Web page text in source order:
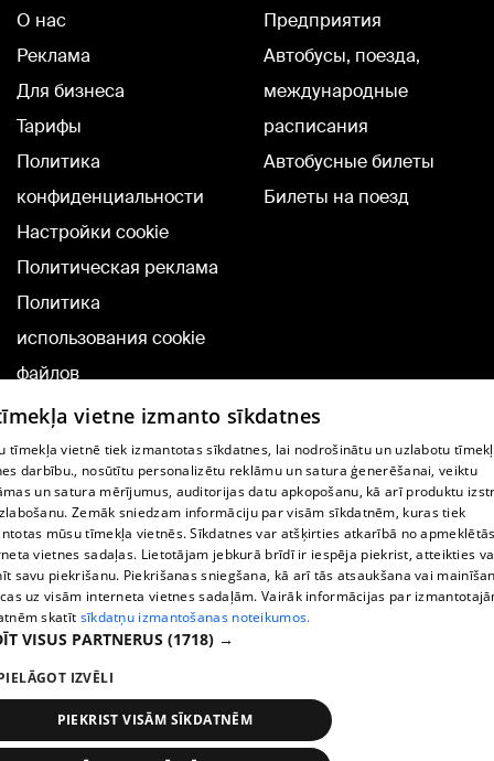
О нас
Реклама
Для бизнеса
Тарифы
Политика
конфиденциальности
Настройки cookie
Политическая реклама
Политика
использования cookie
файлов
Добавление
комментариев
Предприятия
Автобусы, поезда,
международные
расписания
Автобусные билеты
Билеты на поезд
TВ-программа
Условия договора
360 Ziņu kontakti
Helio Media
Служба помощи портала: э-почта -
All rights reserved.
vietne izmanto sīkdatnes
tīmekļa vietnē tiek izmantotas sīkdatnes, lai nodrošinātu un uzlabotu
darbību., nosūtītu personalizētu reklāmu un satura ģenerēšanai, veiktu
un satura mērījumus, auditorijas datu apkopošanu, kā arī produktu
Zemāk sniedzam informāciju par visām sīkdatnēm, kuras tiek
mūsu tīmekļa vietnēs. Sīkdatnes var atšķirties atkarībā no
vietnes sadaļas. Lietotājam jebkurā brīdī ir iespēja piekrist, atteikties
savu piekrišanu. Piekrišanas sniegšana, kā arī tās atsaukšana vai
uz visām interneta vietnes sadaļām. Vairāk informācijas par
skatīt sīkdatņu izmantošanas noteikumos.
VISUS PARTNERUS (1718) →
IZVĒLI
PIEKRIST VISĀM SĪKDATNĒM